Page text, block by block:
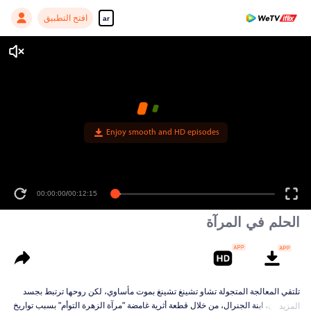
ar افتح التطبيق
Enjoy smooth and HD episodes
00:00:00/00:12:15
الحلم في المرآة
تلتقي المعالجة المتجولة تشاو تشينغ تشينغ بموت مأساوي، لكن روحها ترتبط بجسد
سو نانيان، ابنة الجنرال، من خلال قطعة أثرية غامضة "مرآة الزهرة التوأم" بسبب تواريخ
المزيد